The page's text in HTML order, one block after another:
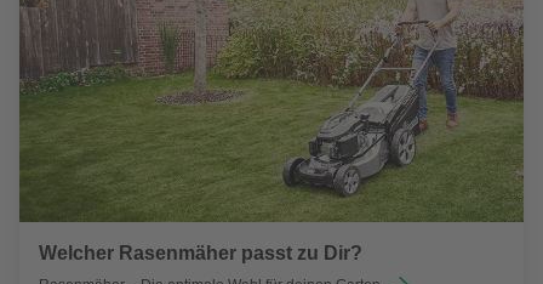
Welcher Rasenmäher passt zu Dir?